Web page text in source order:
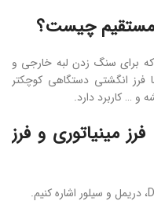
مستقیم چیست؟
برای سنگ زدن لبه خارجی و
انگشتی دستگاهی کوچکتر
… کاربرد دارد.
مینیاتوری و فرز